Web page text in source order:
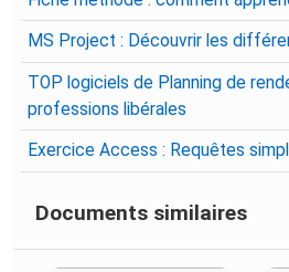
MS Project : Découvrir les
TOP logiciels de Planning de
professions libérales
Exercice Access : Requêtes
Documents similaires